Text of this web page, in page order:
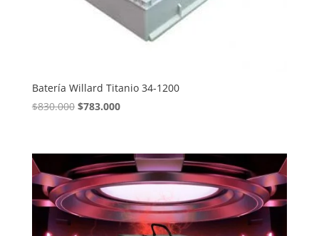
Batería Willard Titanio 34-1200
$830.000 El
era:
$830.000.
$783.000El
es:
$783.000.